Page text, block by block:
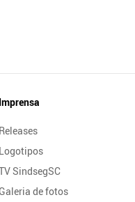
Imprensa
Releases
Logotipos
SindsegSC
de fotos